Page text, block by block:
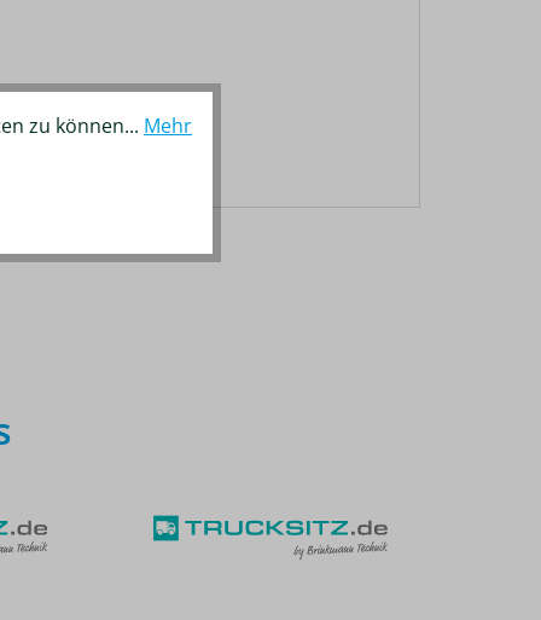
zu können... Mehr